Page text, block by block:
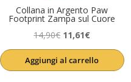
Collana in Argento Paw
Footprint Zampa sul Cuore
14,90€ Il
prezzo
originale
11,61€Il
prezzo
attuale
Aggiungi al carrello